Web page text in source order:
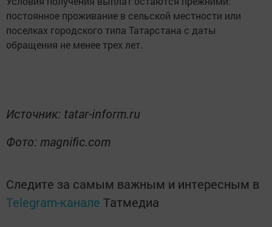
постоянное проживание в сельской местности или
поселках городского типа Татарстана с даты
обращения не менее трех лет.
Источник: tatar-inform.ru
Фото: magnific.com
Следите за самым важным и интересным в
Telegram-канале Татмедиа